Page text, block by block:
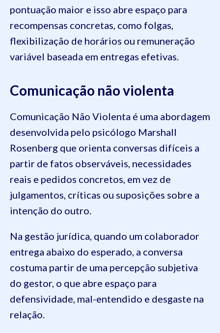
pontuação maior e isso abre espaço para
recompensas concretas, como folgas,
flexibilização de horários ou remuneração
variável baseada em entregas efetivas.
Comunicação não violenta
Comunicação Não Violenta é uma abordagem
desenvolvida pelo psicólogo Marshall
Rosenberg que orienta conversas difíceis a
partir de fatos observáveis, necessidades
reais e pedidos concretos, em vez de
julgamentos, críticas ou suposições sobre a
intenção do outro.
Na gestão jurídica, quando um colaborador
entrega abaixo do esperado, a conversa
costuma partir de uma percepção subjetiva
do gestor, o que abre espaço para
defensividade, mal-entendido e desgaste na
relação.